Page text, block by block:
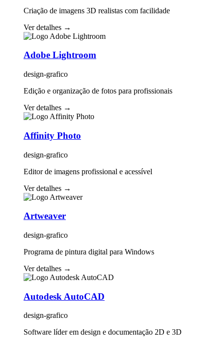
Criação de imagens 3D realistas com facilidade
Ver detalhes →
Adobe Lightroom
design-grafico
Edição e organização de fotos para profissionais
Ver detalhes →
Affinity Photo
design-grafico
Editor de imagens profissional e acessível
Ver detalhes →
Artweaver
design-grafico
Programa de pintura digital para Windows
Ver detalhes →
Autodesk AutoCAD
design-grafico
Software líder em design e documentação 2D e 3D